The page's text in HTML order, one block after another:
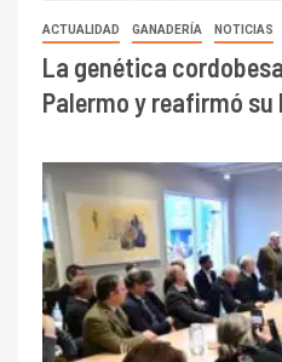
ACTUALIDAD GANADERÍA NOTICIAS
La genética
Palermo y reafirmó